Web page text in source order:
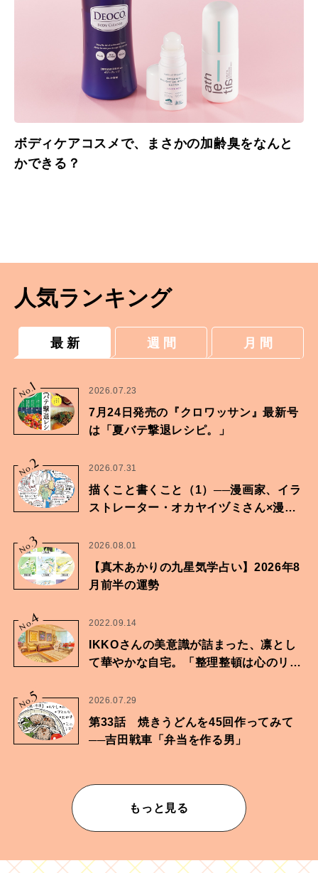
ボディケアコスメで、まさかの加齢臭をなんと
かできる？
人気ランキング
最 新 週 間 月 間
No.
1 2026.07.23
7月24日発売の『クロワッサン』最新号
は「夏バテ撃退レシピ。」
No.2 2026.07.31
描くこと書くこと（1）──漫画家、イラ
ストレーター・オカヤイヅミさん×漫画
No.
3 2026.08.01
【真木あかりの九星気学占い】2026年8
月前半の運勢
No.
4 2022.09.14
IKKOさんの美意識が詰まった、凛とし
て華やかな自宅。「整理整頓は心のリズ
No.
5 2026.07.29
第33話 焼きうどんを45回作ってみて
──吉田戦車「弁当を作る男」
もっと見る